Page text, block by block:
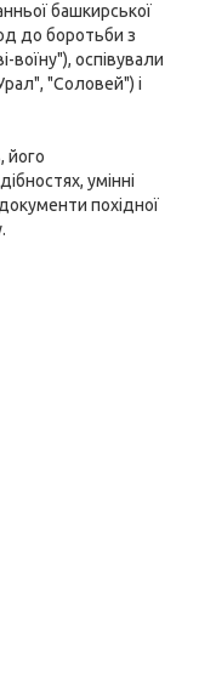
башкирської
до боротьби з
оспівували
"Соловей") і
його
умінні
похідної